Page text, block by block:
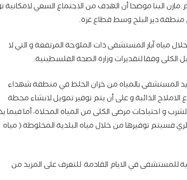
البنا موضحا أن الهدف من الاجتماع السعي لامكانية
دير البلح وسط قطاع غزة.
مياه آبار المستشفى ذات الملوحة المرتفعة و التي لا
وفقا لتقديرات وزارة الصحة الفلسطينية.
المستشفى بالمياه من خزان الخلط في منطقة شهداء
ممثلة بمجموع الاملاح الذائبة و على أن يتم توفير تمويل لانشاء محطة
لتوفير مياه الشرب و احتياجات مرضى الكلى من المياه المحلاة، أما
فسيتم توفيرها من خلال مياه البلدية المخلوطة ( مياه
للمستشفى في الايام القادمة للتعرف على المزيد من